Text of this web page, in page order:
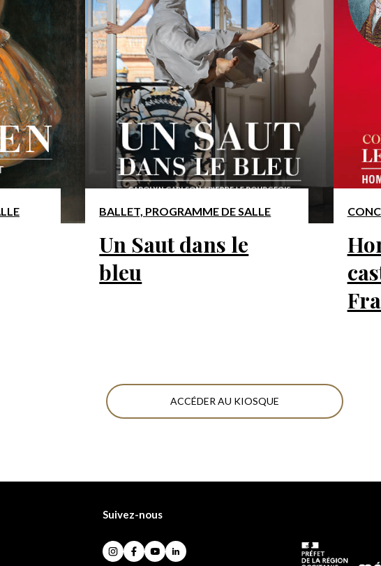
Un Saut dans le
bleu
BALLET, PROGRAMME DE SALLE
ACCÉDER AU KIOSQUE
Suivez-nous
Instagram
Facebook
YouTubeLinkedIn